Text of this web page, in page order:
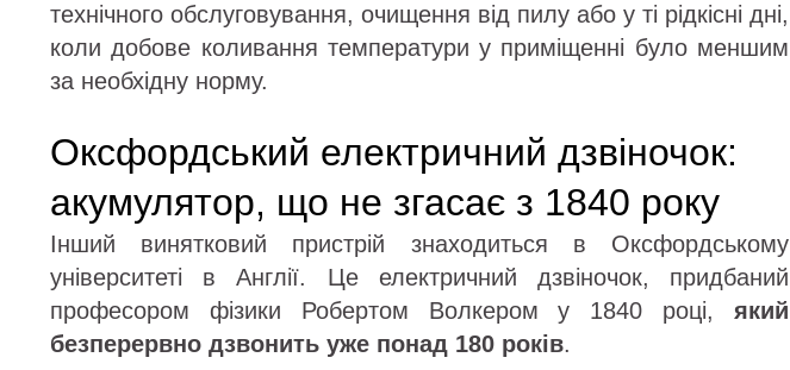
технічного обслуговування, очищення від пилу або у ті рідкісні дні,
коли добове коливання температури у приміщенні було меншим
за необхідну норму.
Оксфордський електричний дзвіночок:
акумулятор, що не згасає з 1840 року
Інший винятковий пристрій знаходиться в Оксфордському
університеті в Англії. Це електричний дзвіночок, придбаний
професором фізики Робертом Волкером у 1840 році, який
безперервно дзвонить уже понад 180 років.